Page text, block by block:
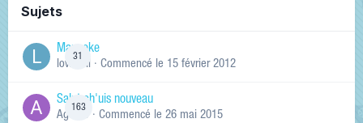
Sujets
31
Manneke
lowskill · Commencé le 15 février 2012
163
Salut ch'uis nouveau
Ag0Nie · Commencé le 26 mai 2015